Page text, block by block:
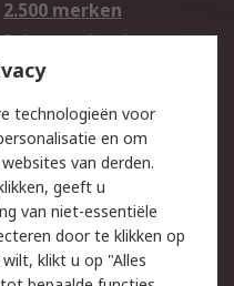
2.500 merken
Inkoopoplossingen
Technisch advies
Email veiligheid
Websitevoorwaarden
technologieën voor
en om
van derden.
geeft u
van niet-essentiële
door te klikken op
klikt u op "Alles